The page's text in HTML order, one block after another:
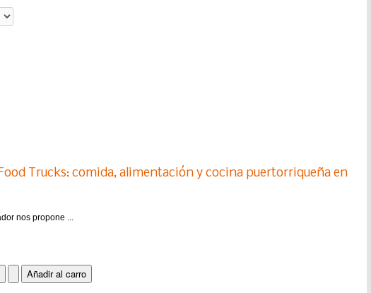
Food Trucks: comida, alimentación y cocina puertorriqueña en
nos propone ...